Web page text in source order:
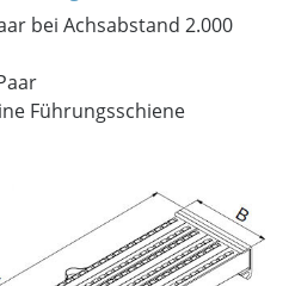
bei Achsabstand 2.000
Führungsschiene